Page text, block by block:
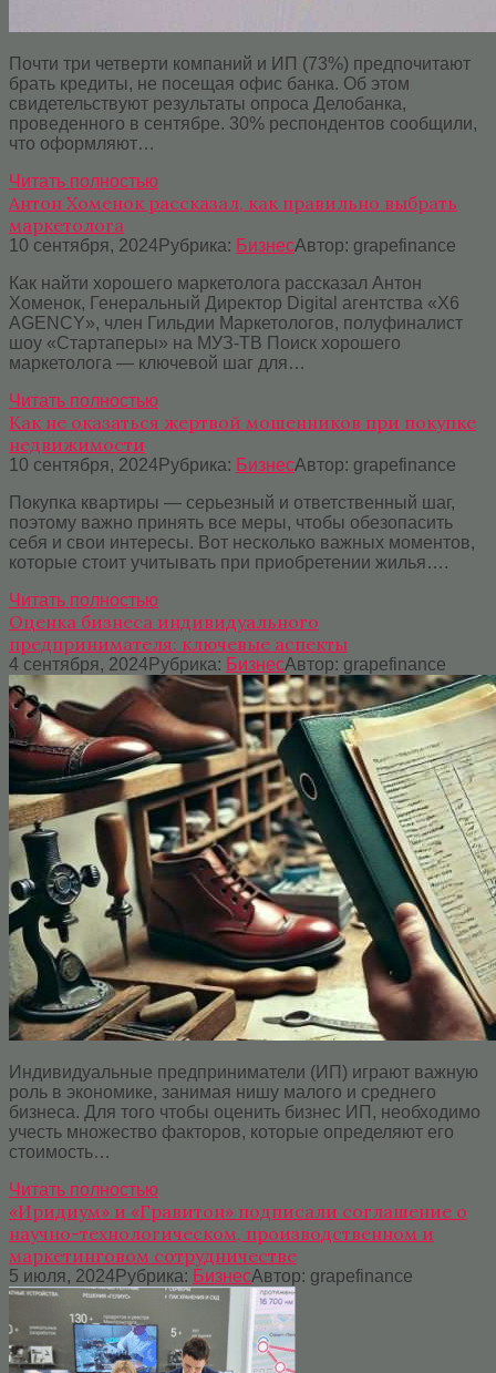
Почти три четверти компаний и ИП (73%) предпочитают
брать кредиты, не посещая офис банка. Об этом
свидетельствуют результаты опроса Делобанка,
проведенного в сентябре. 30% респондентов сообщили,
что оформляют…
Читать полностью
Антон Хоменок рассказал, как правильно выбрать
маркетолога
10 сентября, 2024Рубрика: БизнесАвтор: grapefinance
Как найти хорошего маркетолога рассказал Антон
Хоменок, Генеральный Директор Digital агентства «X6
AGENCY», член Гильдии Маркетологов, полуфиналист
шоу «Стартаперы» на МУЗ-ТВ Поиск хорошего
маркетолога — ключевой шаг для…
Читать полностью
Как не оказаться жертвой мошенников при покупке
недвижимости
10 сентября, 2024Рубрика: БизнесАвтор: grapefinance
Покупка квартиры — серьезный и ответственный шаг,
поэтому важно принять все меры, чтобы обезопасить
себя и свои интересы. Вот несколько важных моментов,
которые стоит учитывать при приобретении жилья….
Читать полностью
Оценка бизнеса индивидуального
предпринимателя: ключевые аспекты
4 сентября, 2024Рубрика: БизнесАвтор: grapefinance
Индивидуальные предприниматели (ИП) играют важную
роль в экономике, занимая нишу малого и среднего
бизнеса. Для того чтобы оценить бизнес ИП, необходимо
учесть множество факторов, которые определяют его
стоимость…
Читать полностью
«Иридиум» и «Гравитон» подписали соглашение о
научно-технологическом, производственном и
маркетинговом сотрудничестве
5 июля, 2024Рубрика: БизнесАвтор: grapefinance